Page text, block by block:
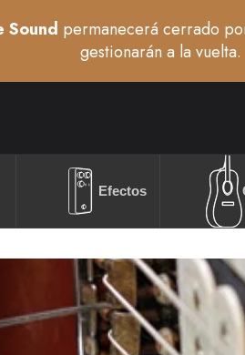
Sound permanecerá cerrado
gestionarán a la vuelta.
Efectos